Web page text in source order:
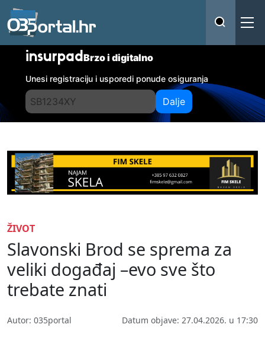
insurpadBrzo i digitalno
Unesi registraciju i usporedi ponude osiguranja
Dalje
ŽIVOT
Slavonski Brod se sprema za
veliki događaj –evo sve što
trebate znati
Autor: 035portal Datum objave: 27.04.2026. u 17:30